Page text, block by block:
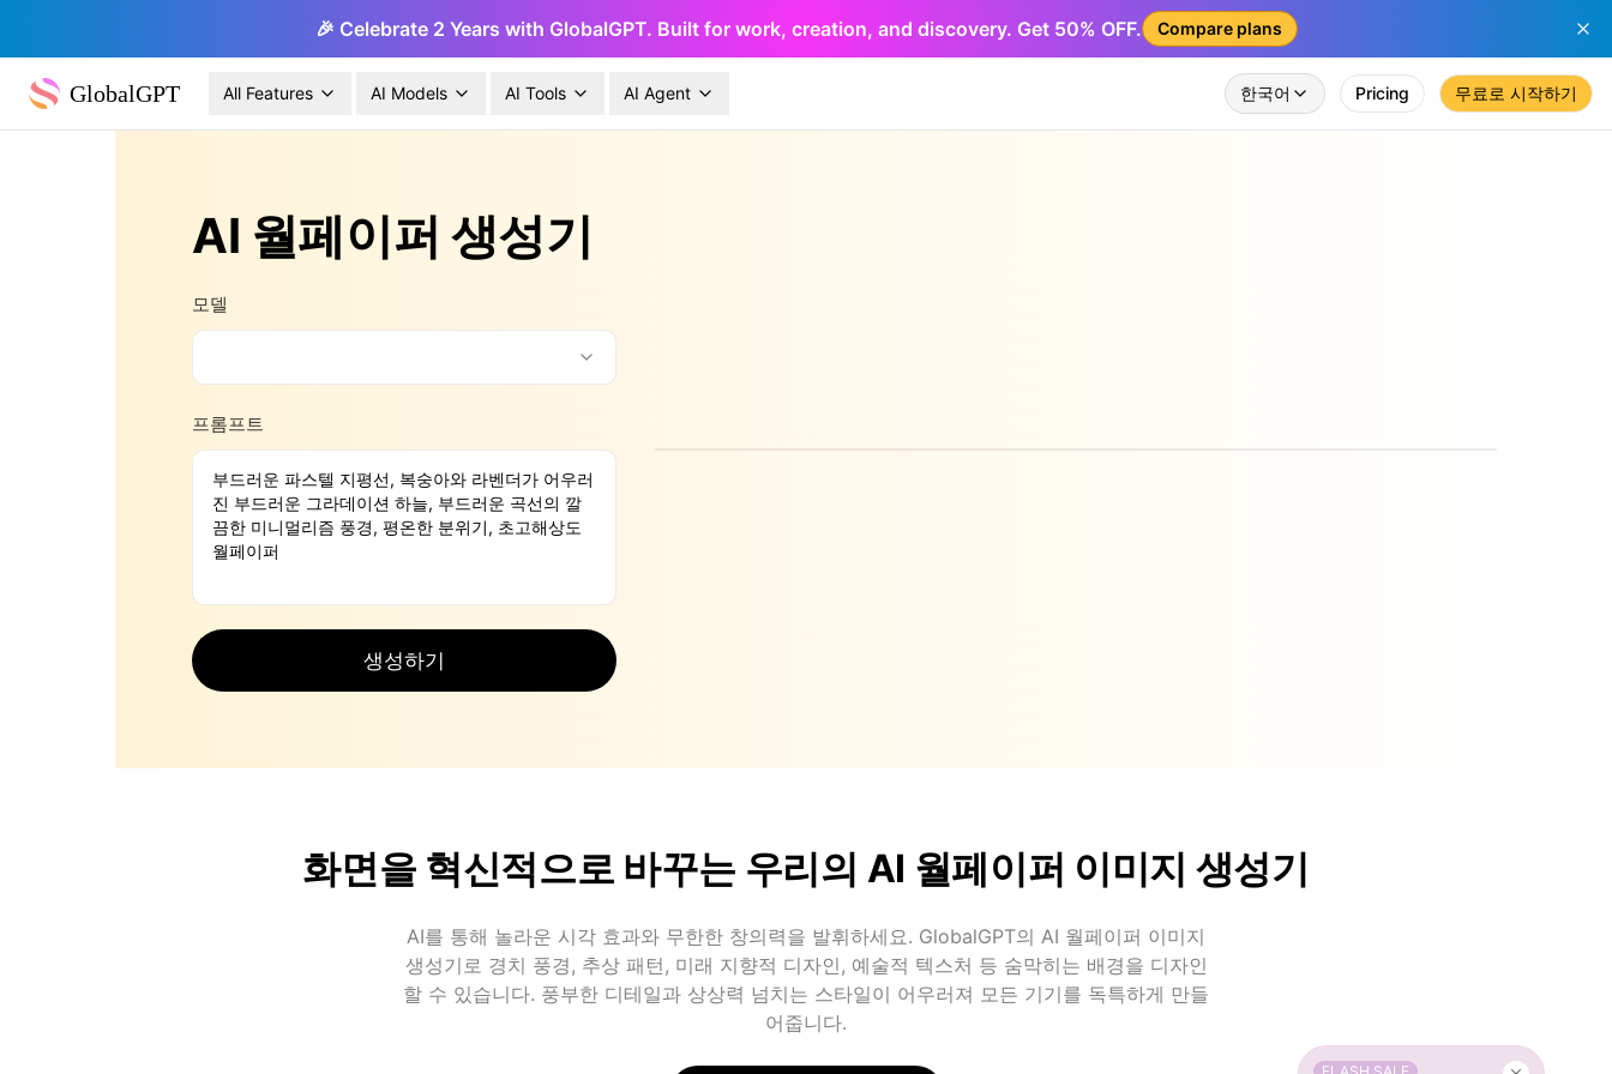
🎉 Celebrate 2 Years with GlobalGPT. Built for work, creation, and discovery. Get 50% OFF. Compare plans
GlobalGPT All Features AI Models AI Tools AI Agent 한국어 Pricing 무료로 시작하기
AI 월페이퍼 생성기
모델
프롬프트
생성하기
화면을 혁신적으로 바꾸는 우리의 AI 월페이퍼 이미지 생성기
AI를 통해 놀라운 시각 효과와 무한한 창의력을 발휘하세요. GlobalGPT의 AI 월페이퍼 이미지
생성기로 경치 풍경, 추상 패턴, 미래 지향적 디자인, 예술적 텍스처 등 숨막히는 배경을 디자인
할 수 있습니다. 풍부한 디테일과 상상력 넘치는 스타일이 어우러져 모든 기기를 독특하게 만들
어줍니다.